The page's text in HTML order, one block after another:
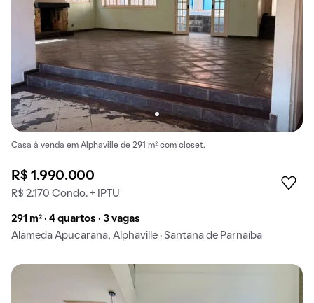
Casa à venda em Alphaville de 291 m² com closet.
R$ 1.990.000
R$ 2.170 Condo. + IPTU
291 m² · 4 quartos · 3 vagas
Alameda Apucarana, Alphaville · Santana de Parnaíba